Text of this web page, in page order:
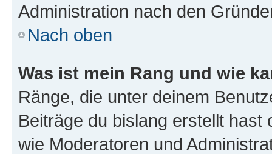
Administration nach den
Nach oben
Was ist mein Rang und wie
Ränge, die unter deinem
Beiträge du bislang erstellt
wie Moderatoren und